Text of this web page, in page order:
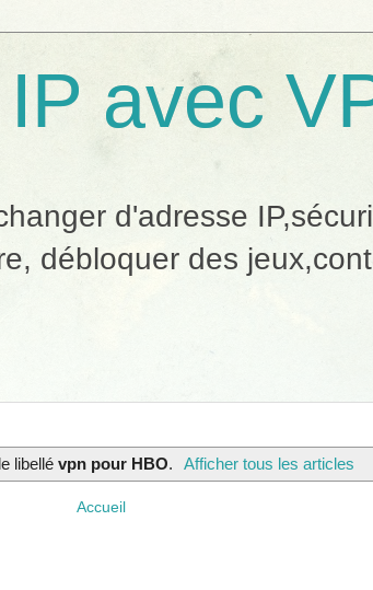
avec
d'adresse
débloquer des
libellé vpn pour HBO. Afficher tous les articles
Accueil